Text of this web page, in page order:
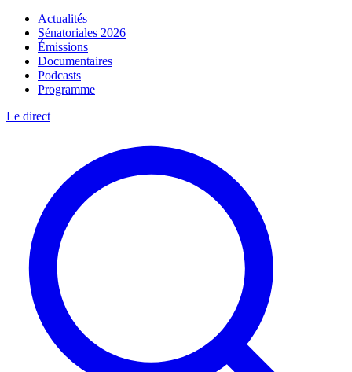
Actualités
Sénatoriales 2026
Émissions
Documentaires
Podcasts
Programme
Le direct